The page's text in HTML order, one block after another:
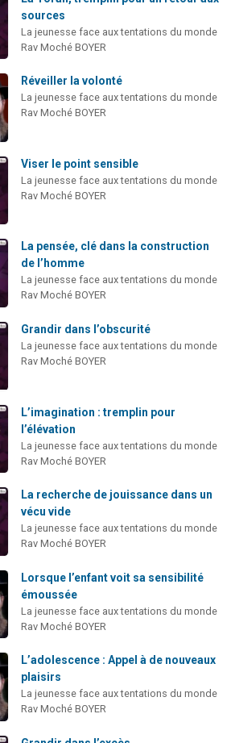
30 personnes viennent de faire un don pour Sauvez la jambe de Yohan
Il reste 49 places pour étudier en groupe sur Zoom
12 nouvelles musiques dans Torah-Box Music
sources
La jeunesse face aux tentations du monde
Rav Moché BOYER
Réveiller la volonté
La jeunesse face aux tentations du monde
Rav Moché BOYER
Viser le point sensible
La jeunesse face aux tentations du monde
Rav Moché BOYER
La pensée, clé dans la construction
de l’homme
La jeunesse face aux tentations du monde
Rav Moché BOYER
Grandir dans l’obscurité
La jeunesse face aux tentations du monde
Rav Moché BOYER
L’imagination : tremplin pour
l’élévation
La jeunesse face aux tentations du monde
Rav Moché BOYER
La recherche de jouissance dans un
vécu vide
La jeunesse face aux tentations du monde
Rav Moché BOYER
Lorsque l’enfant voit sa sensibilité
émoussée
La jeunesse face aux tentations du monde
Rav Moché BOYER
L’adolescence : Appel à de nouveaux
plaisirs
La jeunesse face aux tentations du monde
Rav Moché BOYER